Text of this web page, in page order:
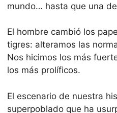
mundo… hasta que una
El hombre cambió los
tigres: alteramos las
Nos hicimos los más
los más prolíficos.
El escenario de nuestra
superpoblado que ha